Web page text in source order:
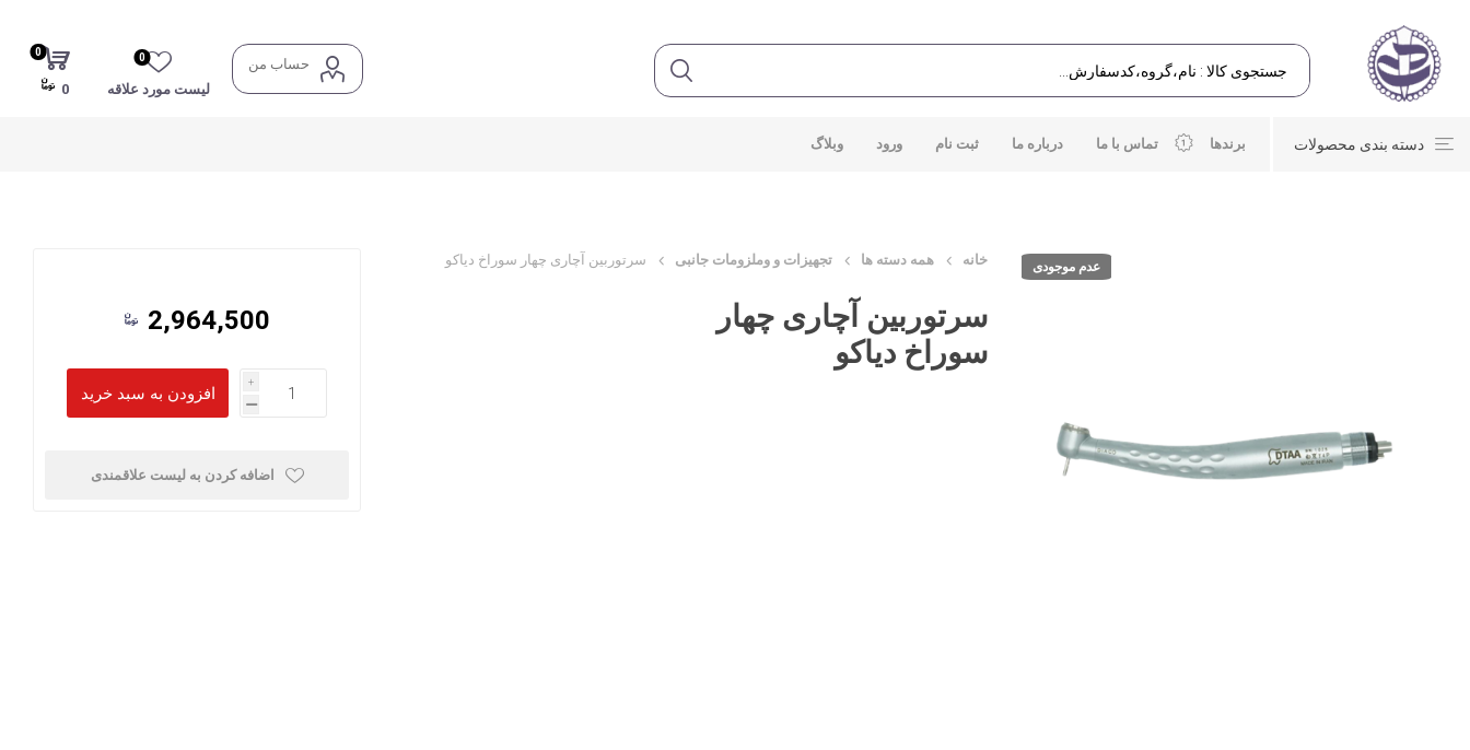
حساب من
لیست مورد علاقه
0
0
0
دسته بندی محصولات برندها تماس با ما درباره ما ثبت نام ورود وبلاگ
عدم موجودی خانه همه دسته ها تجهیزات و وملزومات جانبی سرتوربین آچاری چهار سوراخ دیاکو
سرتوربین آچاری چهار
سوراخ دیاکو
2,964,500
i
h
اضافه کردن به لیست علاقمندی